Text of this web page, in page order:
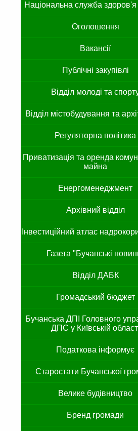
Національна служба здоров'я
Оголошення
Вакансії
Публічні закупівлі
Відділ молоді та
Відділ містобудування та
Регуляторна політика
Приватизація та оренда
майна
Енергоменеджмент
Архівний відділ
Інвестиційний атлас
Газета "Бучанські
Відділ ДАБК
Громадський бюджет
Бучанська ДПІ Головного
ДПС у Київській
Податкова інформує
Старостати Бучанської
Велике будівництво
Бренд громади